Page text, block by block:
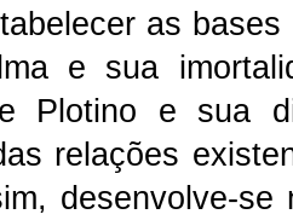
as
e sua
Plotino e sua
relações
desenvolve-